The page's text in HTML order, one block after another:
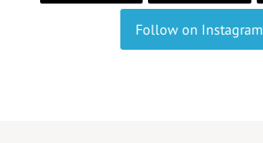
Follow on Instagram